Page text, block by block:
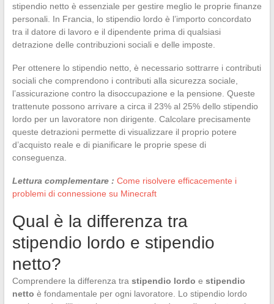
stipendio netto è essenziale per gestire meglio le proprie finanze
personali. In Francia, lo stipendio lordo è l’importo concordato
tra il datore di lavoro e il dipendente prima di qualsiasi
detrazione delle contribuzioni sociali e delle imposte.
Per ottenere lo stipendio netto, è necessario sottrarre i contributi
sociali che comprendono i contributi alla sicurezza sociale,
l’assicurazione contro la disoccupazione e la pensione. Queste
trattenute possono arrivare a circa il 23% al 25% dello stipendio
lordo per un lavoratore non dirigente. Calcolare precisamente
queste detrazioni permette di visualizzare il proprio potere
d’acquisto reale e di pianificare le proprie spese di
conseguenza.
Lettura complementare : Come risolvere efficacemente i
problemi di connessione su Minecraft
Qual è la differenza tra
stipendio lordo e stipendio
netto?
Comprendere la differenza tra stipendio lordo e stipendio
netto è fondamentale per ogni lavoratore. Lo stipendio lordo